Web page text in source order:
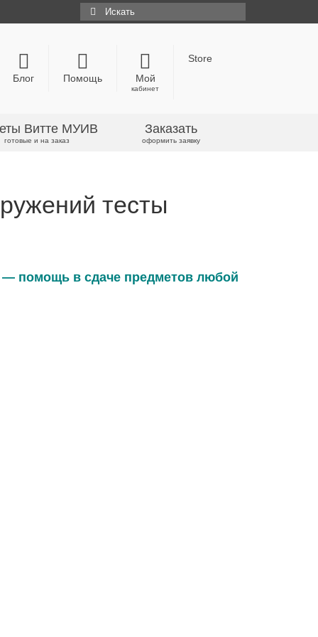
Искать:
Блог Помощь Мой
кабинет
Store
Витте МУИВ
готовые и на заказ
Заказать
оформить заявку
тесты
помощь в сдаче предметов любой